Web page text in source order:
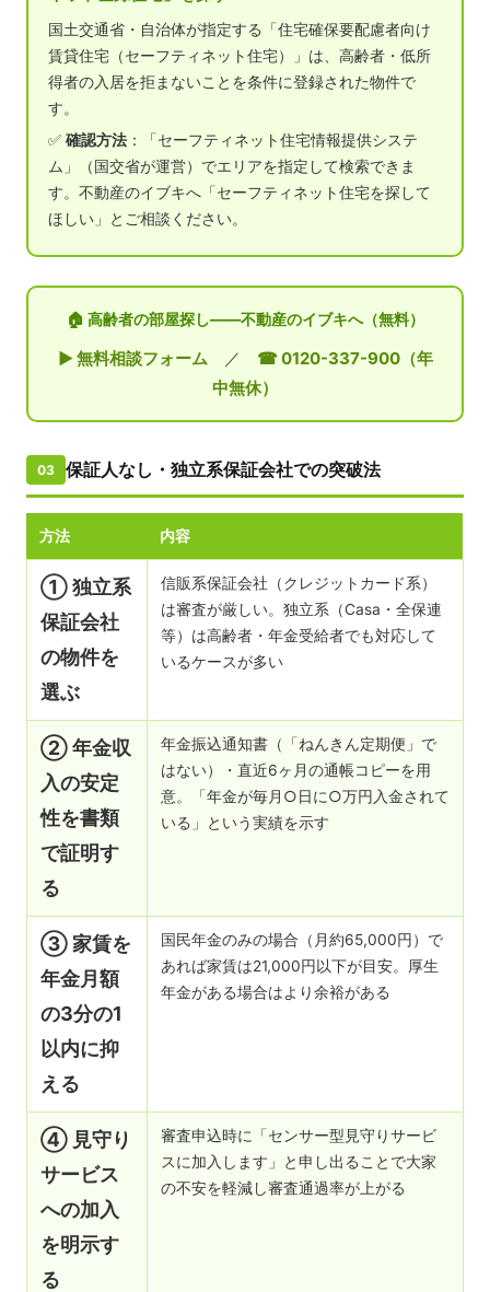
国土交通省・自治体が指定する「住宅確保要配慮者向け
賃貸住宅（セーフティネット住宅）」は、高齢者・低所
得者の入居を拒まないことを条件に登録された物件で
す。
✅確認方法 ：「セーフティネット住宅情報提供システ
ム」（国交省が運営）でエリアを指定して検索できま
す。不動産のイブキへ「セーフティネット住宅を探して
ほしい」とご相談ください。
🏠 高齢者の部屋探し——不動産のイブキへ（無料）
▶ 無料相談フォーム ／ ☎ 0120-337-900（年
中無休）
03 保証人なし・独立系保証会社での突破法
方法 内容
① 独立系
保証会社
の物件を
選ぶ
信販系保証会社（クレジットカード系）
は審査が厳しい。独立系（Casa・全保連
等）は高齢者・年金受給者でも対応して
いるケースが多い
② 年金収
入の安定
性を書類
で証明す
る
年金振込通知書（「ねんきん定期便」で
はない）・直近6ヶ月の通帳コピーを用
意。「年金が毎月○日に○万円入金されて
いる」という実績を示す
③ 家賃を
年金月額
の3分の1
以内に抑
える
国民年金のみの場合（月約65,000円）で
あれば家賃は21,000円以下が目安。厚生
年金がある場合はより余裕がある
④ 見守り
サービス
への加入
を明示す
る
審査申込時に「センサー型見守りサービ
スに加入します」と申し出ることで大家
の不安を軽減し審査通過率が上がる